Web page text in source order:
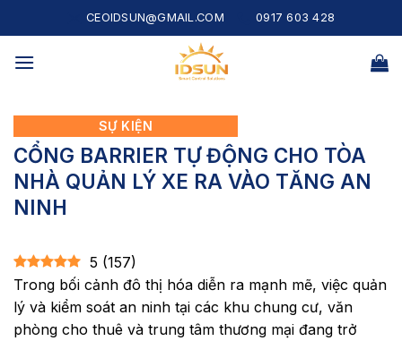
to
content
CEOIDSUN@GMAIL.COM 0917 603 428
SỰ KIỆN
CỔNG BARRIER TỰ ĐỘNG CHO TÒA
NHÀ QUẢN LÝ XE RA VÀO TĂNG AN
NINH
5 (157)
Trong bối cảnh đô thị hóa diễn ra mạnh mẽ, việc quản
lý và kiểm soát an ninh tại các khu chung cư, văn
phòng cho thuê và trung tâm thương mại đang trở